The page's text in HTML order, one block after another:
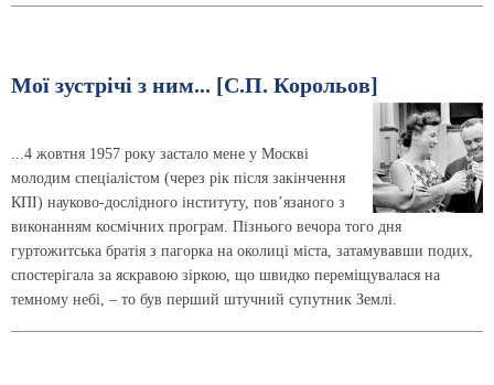
Мої зустрічі з ним... [С.П. Корольов]
...4 жовтня 1957 року застало мене у Москві
молодим спеціалістом (через рік після закінчення
КПІ) науково-дослідного інституту, пов’язаного з
виконанням космічних програм. Пізнього вечора того дня
гуртожитська братія з пагорка на околиці міста, затамувавши подих,
спостерігала за яскравою зіркою, що швидко переміщувалася на
темному небі, – то був перший штучний супутник Землі.